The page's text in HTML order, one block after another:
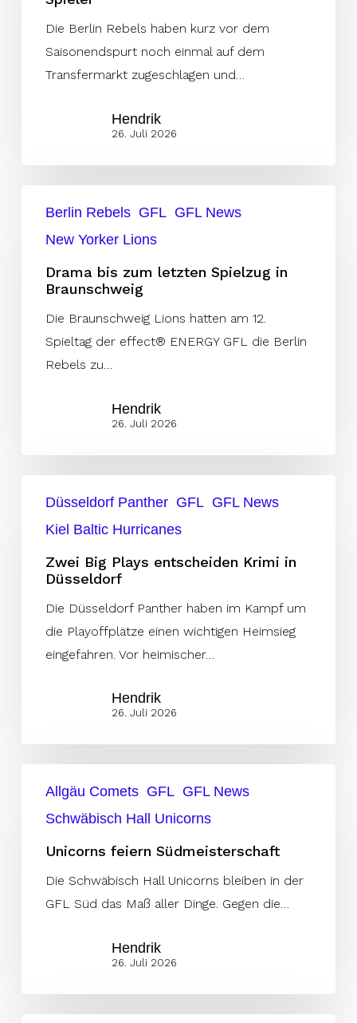
AFLE-
Spieler
Die Berlin Rebels haben kurz vor dem
Saisonendspurt noch einmal auf dem
Transfermarkt zugeschlagen und…
Hendrik
26. Juli 2026
letzten
Spielzug
Braunschweig
Berlin Rebels GFL GFL News
New Yorker Lions
Drama bis zum letzten Spielzug in
Braunschweig
Die Braunschweig Lions hatten am 12.
Spieltag der effect® ENERGY GFL die Berlin
Rebels zu…
Hendrik
26. Juli 2026
Plays
entscheiden
Krimi
Düsseldorf
Düsseldorf Panther GFL GFL News
Kiel Baltic Hurricanes
Zwei Big Plays entscheiden Krimi in
Düsseldorf
Die Düsseldorf Panther haben im Kampf um
die Playoffplätze einen wichtigen Heimsieg
eingefahren. Vor heimischer…
Hendrik
26. Juli 2026
feiern
Südmeisterschaft
Allgäu Comets GFL GFL News
Schwäbisch Hall Unicorns
Unicorns feiern Südmeisterschaft
Die Schwäbisch Hall Unicorns bleiben in der
GFL Süd das Maß aller Dinge. Gegen die…
Hendrik
26. Juli 2026